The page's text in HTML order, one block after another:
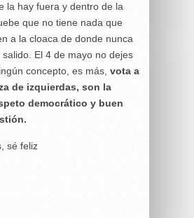
la hay fuera y dentro de la
que no tiene nada que
a la cloaca de donde nunca
El 4 de mayo no dejes
concepto, es más, vota a
de izquierdas, son la
democrático y buen
sé feliz